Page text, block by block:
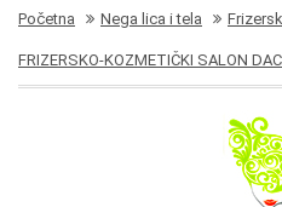
Početna Nega lica i tela
FRIZERSKO-KOZMETIČKI SALON